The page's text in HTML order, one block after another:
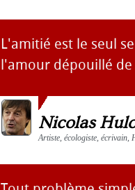
L'amitié est le seul
l'amour dépouillé
Nicolas
Artiste, écologiste, écrivain,